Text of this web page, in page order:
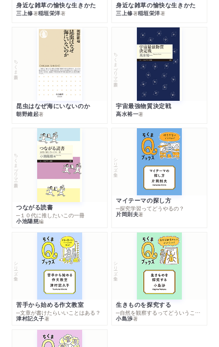
身近な雑草の愉快な生きかた
三上修著稲垣栄洋著
身近な雑草の愉快な生きかた
三上修著稲垣栄洋著
ちくま新書
昆虫はなぜ海にいないのか
朝野維起著
ちくまプリマー新書
宇宙最強物質決定戦
高水裕一著
ちくまプリマー新書
つながる読書
─１０代に推したいこの一冊
小池陽慈編
シリーズ・全集
マイテーマの探し方
─探究学習ってどうやるの？
片岡則夫著
シリーズ・全集
苦手から始める作文教室
─文章が書けたらいいことはある？
津村記久子著
シリーズ・全集
生きものを探究する
─自然を観察するってどういうこと？
小島渉著